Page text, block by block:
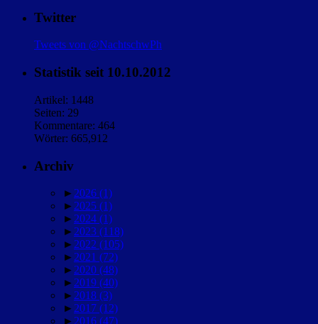
Twitter
Tweets von @NachtschwPh
Statistik seit 10.10.2012
Artikel: 1448
Seiten: 29
Kommentare: 464
Wörter: 665,912
Archiv
► 2026 (1)
► 2025 (1)
► 2024 (1)
► 2023 (118)
► 2022 (105)
► 2021 (72)
► 2020 (48)
► 2019 (40)
► 2018 (3)
► 2017 (12)
► 2016 (47)